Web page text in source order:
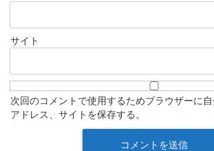
サイト
次回のコメントで使用するためブラウザーに
アドレス、サイトを保存する。